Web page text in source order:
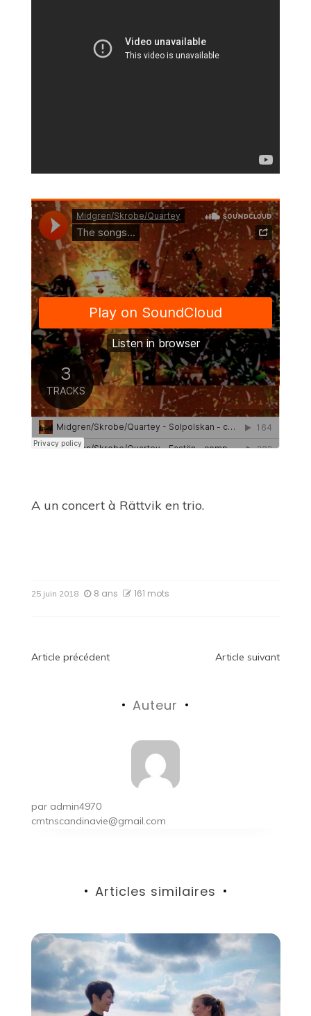
A un concert à Rättviken trio.
25 juin 2018 8 ans 161 mots
Navigation
Article précédent Article suivant
Auteur
par admin4970
cmtnscandinavie@gmail.com
Articles similaires